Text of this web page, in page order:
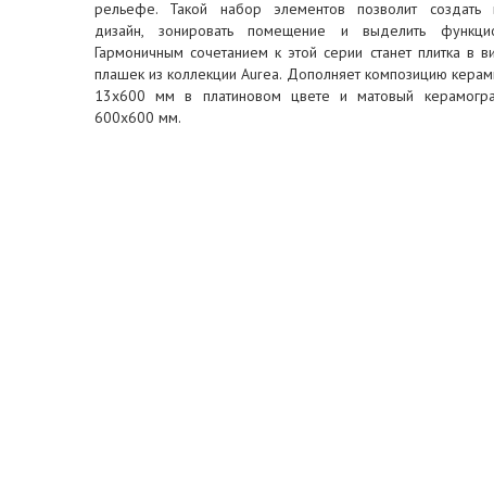
рельефе. Такой набор элементов позволит создать
дизайн, зонировать помещение и выделить
Гармоничным сочетанием к этой серии станет плитка в
плашек из коллекции Aurea. Дополняет композицию
13x600 мм в платиновом цвете и матовый
600x600 мм.